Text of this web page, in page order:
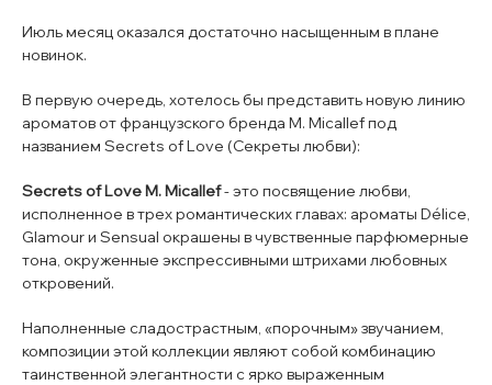
Июль месяц оказался достаточно насыщенным в плане
новинок.
В первую очередь, хотелось бы представить новую линию
ароматов от французского бренда M. Micallef под
названием Secrets of Love (Секреты любви):
Secrets of Love M. Micallef- это посвящение любви,
исполненное в трех романтических главах: ароматы Délice,
Glamour и Sensual окрашены в чувственные парфюмерные
тона, окруженные экспрессивными штрихами любовных
откровений.
Наполненные сладострастным, «порочным» звучанием,
композиции этой коллекции являют собой комбинацию
таинственной элегантности с ярко выраженным